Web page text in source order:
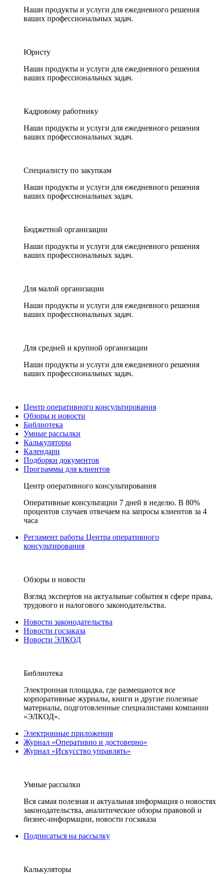
Наши продукты и услуги для ежедневного решения
ваших профессиональных задач.
Юристу
Наши продукты и услуги для ежедневного решения
ваших профессиональных задач.
Кадровому работнику
Наши продукты и услуги для ежедневного решения
ваших профессиональных задач.
Специалисту по закупкам
Наши продукты и услуги для ежедневного решения
ваших профессиональных задач.
Бюджетной организации
Наши продукты и услуги для ежедневного решения
ваших профессиональных задач.
Для малой организации
Наши продукты и услуги для ежедневного решения
ваших профессиональных задач.
Для средней и крупной организации
Наши продукты и услуги для ежедневного решения
ваших профессиональных задач.
Центр оперативного консультирования
Обзоры и новости
Библиотека
Умные рассылки
Калькуляторы
Календари
Подборки документов
Программы для клиентов
Центр оперативного консультирования
Оперативные консультации 7 дней в неделю. В 80%
процентов случаев отвечаем на запросы клиентов за 4
часа
Регламент работы Центра оперативного
консультирования
Обзоры и новости
Взгляд экспертов на актуальные события в сфере права,
трудового и налогового законодательства.
Новости законодательства
Новости госзаказа
Новости ЭЛКОД
Библиотека
Электронная площадка, где размещаются все
корпоративные журналы, книги и другие полезные
материалы, подготовленные специалистами компании
«ЭЛКОД».
Электронные приложения
Журнал «Оперативно и достоверно»
Журнал «Искусство управлять»
Умные рассылки
Вся самая полезная и актуальная информация о новостях
законодательства, аналитические обзоры правовой и
бизнес-информации, новости госзаказа
Подписаться на рассылку
Калькуляторы